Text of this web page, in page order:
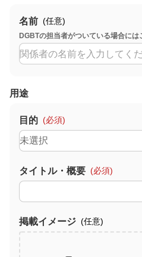
名前 (任意)
DGBTの担当者がついている場合には
用途
目的 (必須)
未選択
タイトル・概要 (必須)
掲載イメージ (任意)